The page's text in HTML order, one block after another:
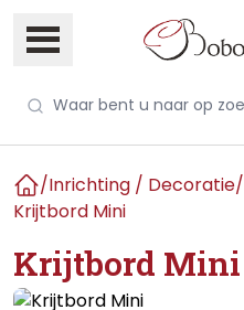
Home
/Inrichting / Decoratie/
Krijtbord Mini
Krijtbord Mini